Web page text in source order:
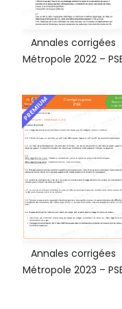
Annales corrigées
Métropole 2022 –
PREMIUM
Annales corrigées
Métropole 2023 –